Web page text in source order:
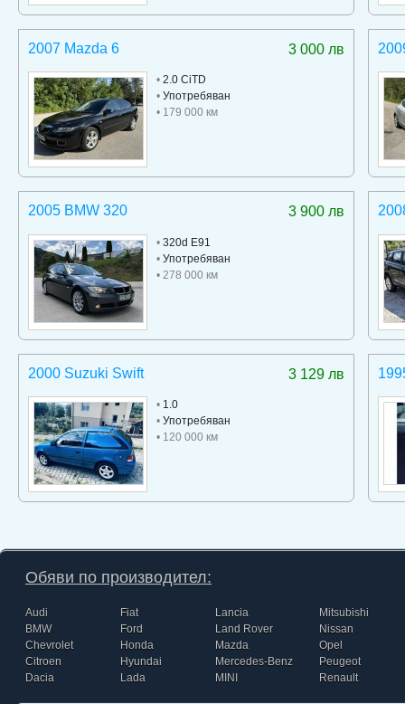
3 000 лв
2007 Mazda 6
• 2.0 CiTD
• Употребяван
• 179 000 км
3 900 лв
2005 BMW 320
• 320d E91
• Употребяван
• 278 000 км
3 129 лв
2000 Suzuki Swift
• 1.0
• Употребяван
• 120 000 км
Обяви по производител:
Audi
BMW
Chevrolet
Citroen
Dacia
Fiat
Ford
Honda
Hyundai
Lada
Lancia
Land Rover
Mazda
Mercedes-Benz
MINI
Mitsubishi
Nissan
Opel
Peugeot
Renault